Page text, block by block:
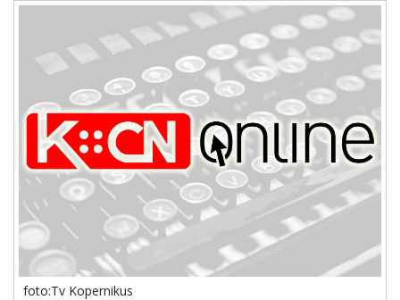
foto:Tv Kopernikus